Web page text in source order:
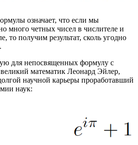
означает, что если мы
много четных чисел в числителе и
то получим результат, сколь угодно
для непосвященных формулу с
математик Леонард Эйлер,
научной карьеры проработавший
наук: